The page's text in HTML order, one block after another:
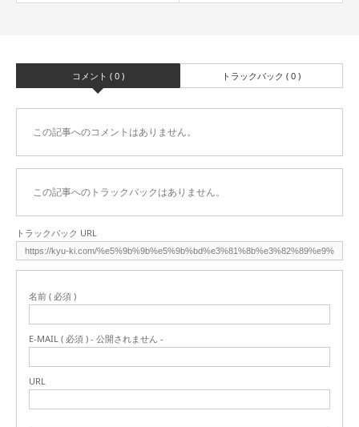
コメント ( 0 ) トラックバック ( 0 )
この記事へのコメントはありません。
この記事へのトラックバックはありません。
トラックバック URL
名前 ( 必須 )
E-MAIL ( 必須 ) - 公開されません -
URL